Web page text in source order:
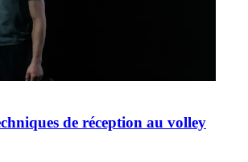
de réception au volley